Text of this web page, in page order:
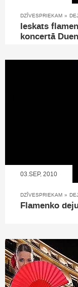
DZĪVESPRIEKAM »
Ieskats
koncertā
03.SEP, 2010
DZĪVESPRIEKAM »
Flamenko